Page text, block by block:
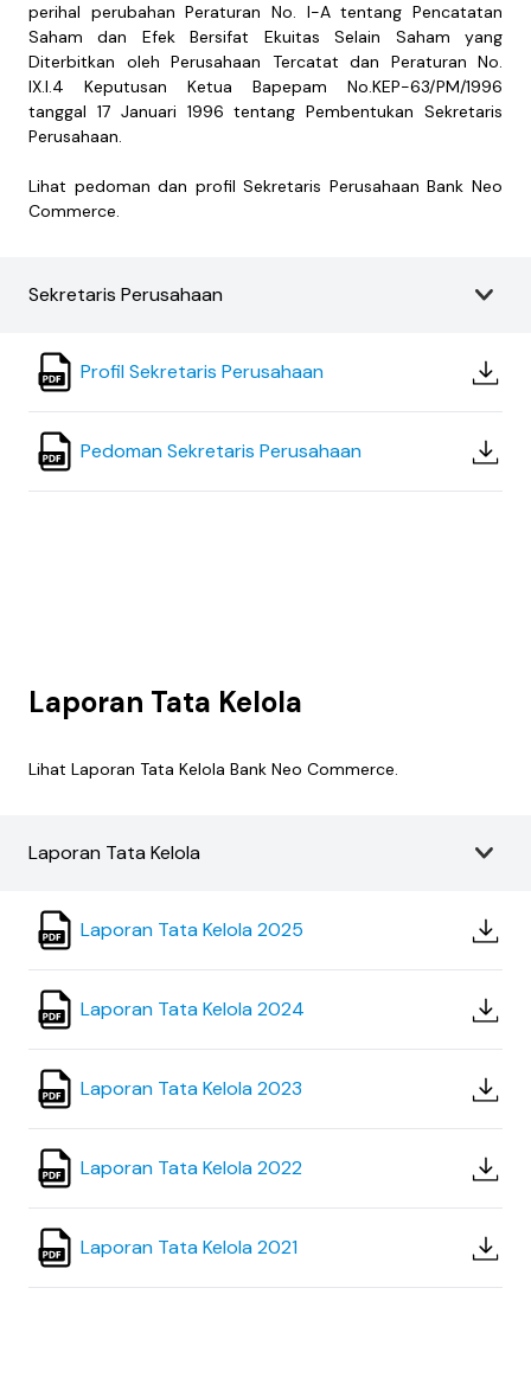
perihal perubahan Peraturan No. I-A tentang Pencatatan
Saham dan Efek Bersifat Ekuitas Selain Saham yang
Diterbitkan oleh Perusahaan Tercatat dan Peraturan No.
IX.I.4 Keputusan Ketua Bapepam No.KEP-63/PM/1996
tanggal 17 Januari 1996 tentang Pembentukan Sekretaris
Perusahaan.
Lihat pedoman dan profil Sekretaris Perusahaan Bank Neo
Commerce.
Sekretaris Perusahaan
Profil Sekretaris Perusahaan
Pedoman Sekretaris Perusahaan
Laporan Tata Kelola
Lihat Laporan Tata Kelola Bank Neo Commerce.
Laporan Tata Kelola
Laporan Tata Kelola 2025
Laporan Tata Kelola 2024
Laporan Tata Kelola 2023
Laporan Tata Kelola 2022
Laporan Tata Kelola 2021